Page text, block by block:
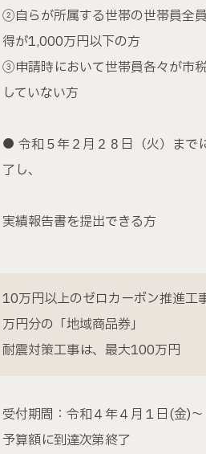
②自らが所属する世帯の世帯員全
得が1,000万円以下の方
③申請時において世帯員各々が市
していない方
● 令和５年２月２８日（火）まで
了し、
実績報告書を提出できる方
10万円以上のゼロカーボン推進工
万円分の「地域商品券」
耐震対策工事は、最大100万円
受付期間：令和４年４月１日(金)～
予算額に到達次第終了